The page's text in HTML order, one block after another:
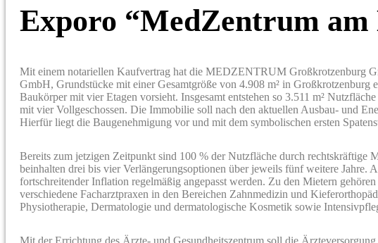
Exporo “MedZentrum
Mit einem notariellen Kaufvertrag hat die MEDZENTRUM Großkrotzenburg
GmbH, Grundstücke mit einer Gesamtgröße von 4.908 m² in
Baukörper mit vier Etagen vorsieht. Insgesamt entstehen so 3.511 m²
mit vier Vollgeschossen. Die Immobilie soll nach den aktuellen Ausbau- und
Hierfür liegt die Baugenehmigung vor und mit dem symbolischen ersten
Bereits zum jetzigen Zeitpunkt sind 100 % der Nutzfläche durch rechtskräftige
beinhalten drei bis vier Verlängerungsoptionen über jeweils fünf weitere Jahre.
fortschreitender Inflation regelmäßig angepasst werden. Zu den Mietern
verschiedene Facharztpraxen in den Bereichen Zahnmedizin und
Physiotherapie, Dermatologie und dermatologische Kosmetik sowie
Mit der Errichtung des Ärzte- und Gesundheitszentrum soll die